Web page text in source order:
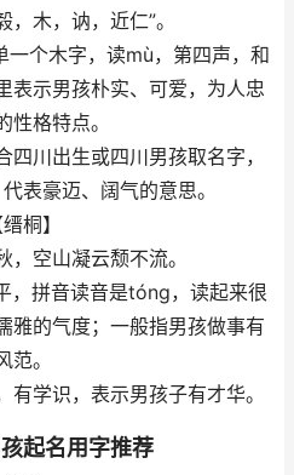
，木，讷，近仁”。
一个木字，读mù，第四声，和
表示男孩朴实、可爱，为人忠
性格特点。
川出生或四川男孩取名字，
表豪迈、阔气的意思。
缙桐】
，空山凝云颓不流。
，拼音读音是tóng，读起来很
雅的气度；一般指男孩做事有
范。
学识，表示男孩子有才华。
起名用字推荐